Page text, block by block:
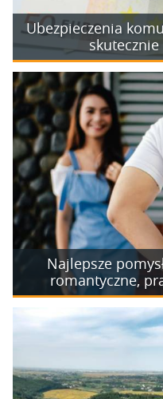
Ubezpieczenia
Najlepsze
romantyczne,